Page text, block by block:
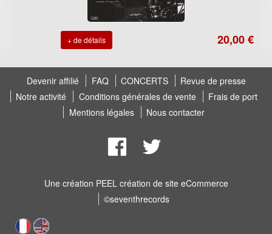
+ de détails 20,00 €
Devenir affilié FAQ CONCERTS
Revue de presse
Notre activité
Conditions générales de vente
Frais de port
Mentions légales
Nous contacter
Une création PEEL création de site eCommerce
©seventhrecords